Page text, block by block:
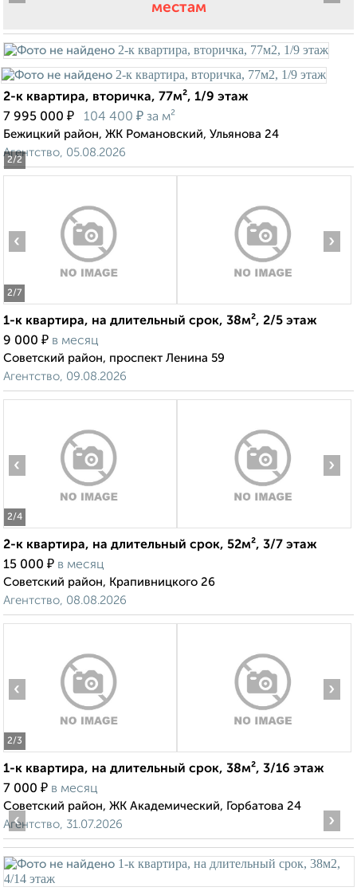
местам
2/2
2-к квартира, вторичка, 77м², 1/9 этаж
7 995 000 ₽ 104 400 ₽ за м²
Бежицкий район, ЖК Романовский, Ульянова 24
Агентство, 05.08.2026
2/7
‹ ›
1-к квартира, на длительный срок, 38м², 2/5 этаж
9 000 ₽ в месяц
Советский район, проспект Ленина 59
Агентство, 09.08.2026
2/4
‹ ›
2-к квартира, на длительный срок, 52м², 3/7 этаж
15 000 ₽ в месяц
Советский район, Крапивницкого 26
Агентство, 08.08.2026
2/3
‹ ›
1-к квартира, на длительный срок, 38м², 3/16 этаж
7 000 ₽ в месяц
Советский район, ЖК Академический, Горбатова 24
Агентство, 31.07.2026
‹ ›